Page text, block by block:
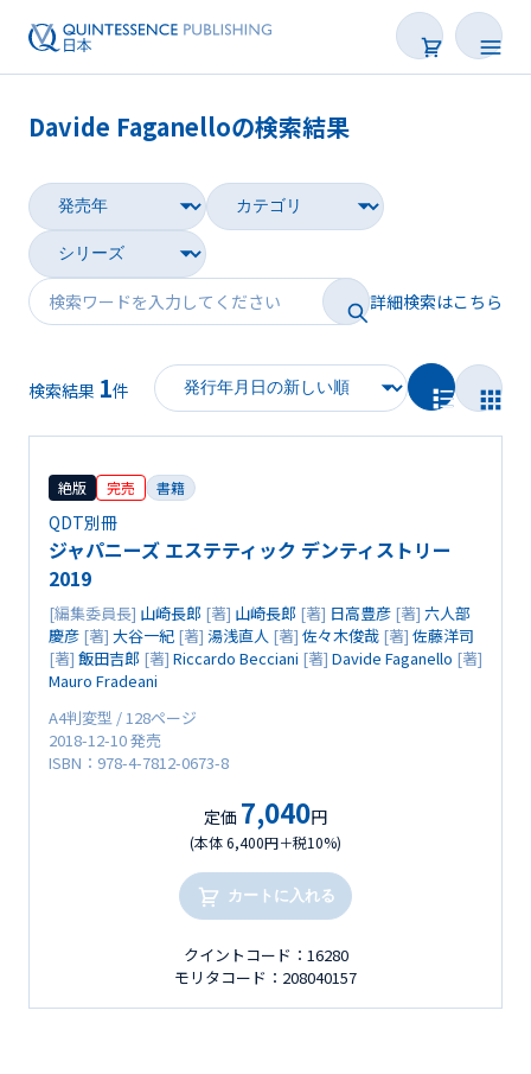
雑誌
映像
電子BOOK
著者一覧
Davide Faganelloの検索結果
詳細検索はこちら
検索結果 1件
絶版 完売 書籍
QDT別冊
ジャパニーズ エステティック デンティストリー
2019
[編集委員長] 山崎長郎 [著] 山崎長郎 [著] 日高豊彦 [著] 六人部
慶彦 [著] 大谷一紀 [著] 湯浅直人 [著] 佐々木俊哉 [著] 佐藤洋司
[著] 飯田吉郎 [著] Riccardo Becciani [著] Davide Faganello [著]
Mauro Fradeani
A4判変型 / 128ページ
2018-12-10 発売
ISBN：978-4-7812-0673-8
定価 7,040円
(本体 6,400円＋税10%)
カートに入れる
クイントコード：16280
モリタコード：208040157